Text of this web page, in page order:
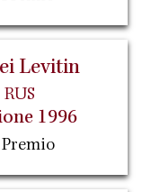
Levitin
RUS
1996
Premio